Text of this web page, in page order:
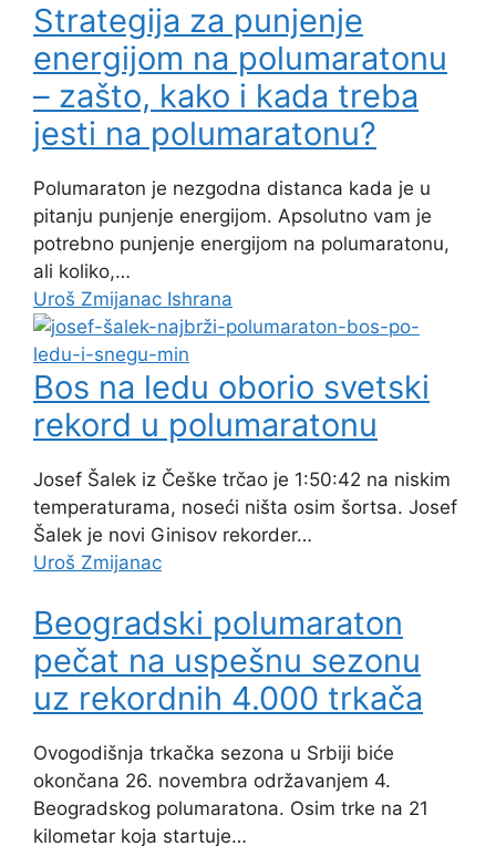
Strategija za punjenje
energijom na polumaratonu
– zašto, kako i kada treba
jesti na polumaratonu?
Polumaraton je nezgodna distanca kada je u
pitanju punjenje energijom. Apsolutno vam je
potrebno punjenje energijom na polumaratonu,
ali koliko,…
Uroš Zmijanac Ishrana
Bos na ledu oborio svetski
rekord u polumaratonu
Josef Šalek iz Češke trčao je 1:50:42 na niskim
temperaturama, noseći ništa osim šortsa. Josef
Šalek je novi Ginisov rekorder…
Uroš Zmijanac
Beogradski polumaraton
pečat na uspešnu sezonu
uz rekordnih 4.000 trkača
Ovogodišnja trkačka sezona u Srbiji biće
okončana 26. novembra održavanjem 4.
Beogradskog polumaratona. Osim trke na 21
kilometar koja startuje…